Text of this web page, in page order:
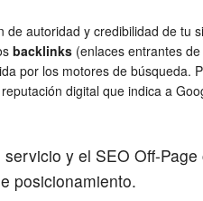
autoridad y credibilidad de tu
backlinks (enlaces entrantes
por los motores de búsqueda.
digital que indica a
y el SEO Off-
posicionamiento.